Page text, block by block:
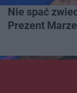
Nie spać
Prezent